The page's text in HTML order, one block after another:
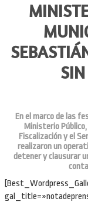
En el marco de las
Ministerio Público,
Fiscalización y el
realizaron un
detener y clausurar